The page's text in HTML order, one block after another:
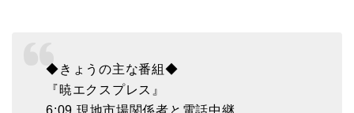
◆きょうの主な番組◆
『暁エクスプレス』
6:09 現地市場関係者と電話中継